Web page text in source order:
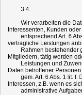
3.4.
Wir verarbeiten die
Interessenten, Kunden
entsprechend Art. 6 Abs.
vertragliche Leistungen
Rahmen bestehender
Mitgliedern, tätig werden
Leistungen und
Daten betroffener Personen
gem. Art. 6 Abs. 1 lit. f.
Interessen, z.B. wenn es
administrative Aufgaben